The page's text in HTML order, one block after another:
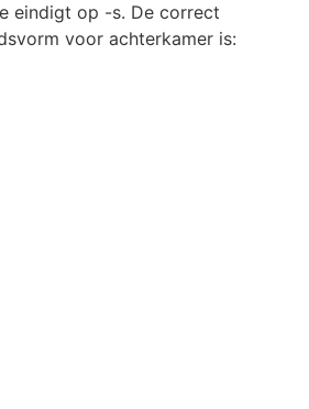
eindigt op -s. De correct
voor achterkamer is: